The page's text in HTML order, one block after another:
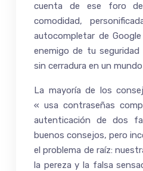
cuenta de ese foro
comodidad,
autocompletar de
enemigo de tu
sin cerradura en un
La mayoría de los
« usa contraseñas
autenticación de dos
buenos consejos, pero
el problema de raíz:
la pereza y la falsa